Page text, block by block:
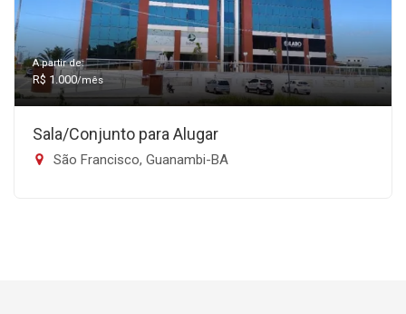
A partir de:
R$ 1.000/mês
Sala/Conjunto para Alugar
São Francisco, Guanambi-BA